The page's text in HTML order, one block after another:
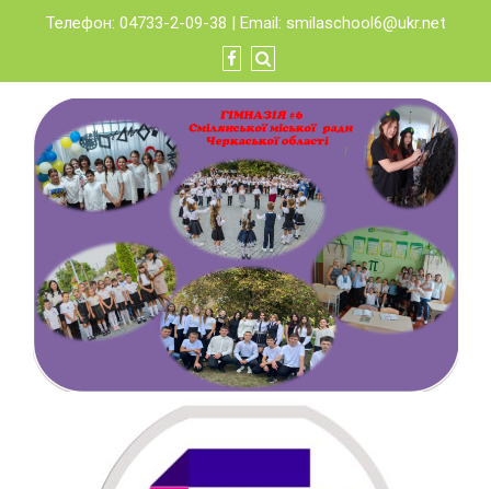
content
Телефон: 04733-2-09-38 | Email: smilaschool6@ukr.net